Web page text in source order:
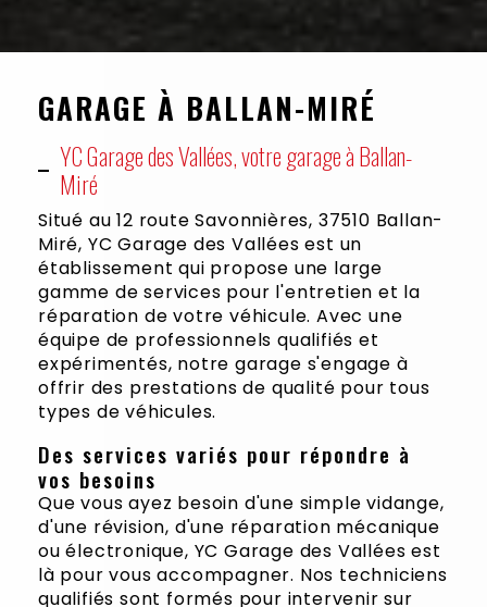
GARAGE À BALLAN-MIRÉ
YC Garage des Vallées, votre garage à Ballan-
Miré
Situé au 12 route Savonnières, 37510 Ballan-
Miré, YC Garage des Vallées est un
établissement qui propose une large
gamme de services pour l'entretien et la
réparation de votre véhicule. Avec une
équipe de professionnels qualifiés et
expérimentés, notre garage s'engage à
offrir des prestations de qualité pour tous
types de véhicules.
Des services variés pour répondre à
vos besoins
Que vous ayez besoin d'une simple vidange,
d'une révision, d'une réparation mécanique
ou électronique, YC Garage des Vallées est
là pour vous accompagner. Nos techniciens
qualifiés sont formés pour intervenir sur